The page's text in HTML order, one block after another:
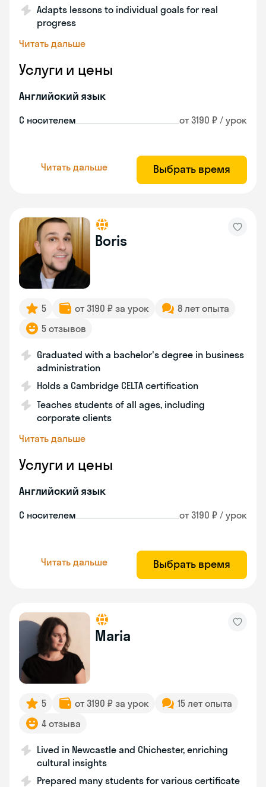
Adapts lessons to individual goals for real
progress
Читать дальше
Услуги и цены
Английский язык
С носителем от 3190 ₽ / урок
Читать дальше Выбрать время
Boris
5 от 3190 ₽ за урок
8 лет опыта
5 отзывов
Graduated with a bachelor's degree in business
administration
Holds a Cambridge CELTA certification
Teaches students of all ages, including
corporate clients
Читать дальше
Услуги и цены
Английский язык
С носителем от 3190 ₽ / урок
Читать дальше Выбрать время
Maria
5 от 3190 ₽ за урок
15 лет опыта
4 отзыва
Lived in Newcastle and Chichester, enriching
cultural insights
Prepared many students for various certificate